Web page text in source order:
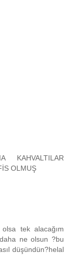
KAHVALTILAR
OLMUŞ
tek alacağım
ne olsun ?bu
düşündün?helal